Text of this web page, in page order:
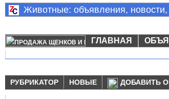
Животные: объявления, новости,
ГЛАВНАЯ
РУБРИКАТОР
НОВЫЕ ДОБАВИТЬ